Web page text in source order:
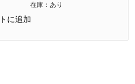
在庫：あり